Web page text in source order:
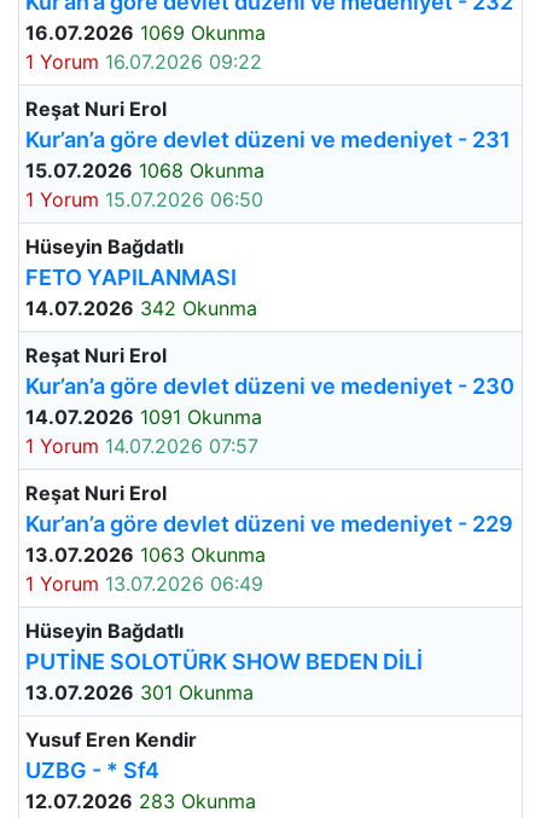
16.07.2026 1069 Okunma
1 Yorum 16.07.2026 09:22
Reşat Nuri Erol
Kur’an’a göre devlet düzeni ve medeniyet - 231
15.07.2026 1068 Okunma
1 Yorum 15.07.2026 06:50
Hüseyin Bağdatlı
FETO YAPILANMASI
14.07.2026 342 Okunma
Reşat Nuri Erol
Kur’an’a göre devlet düzeni ve medeniyet - 230
14.07.2026 1091 Okunma
1 Yorum 14.07.2026 07:57
Reşat Nuri Erol
Kur’an’a göre devlet düzeni ve medeniyet - 229
13.07.2026 1063 Okunma
1 Yorum 13.07.2026 06:49
Hüseyin Bağdatlı
PUTİNE SOLOTÜRK SHOW BEDEN DİLİ
13.07.2026 301 Okunma
Yusuf Eren Kendir
UZBG - * Sf4
12.07.2026 283 Okunma